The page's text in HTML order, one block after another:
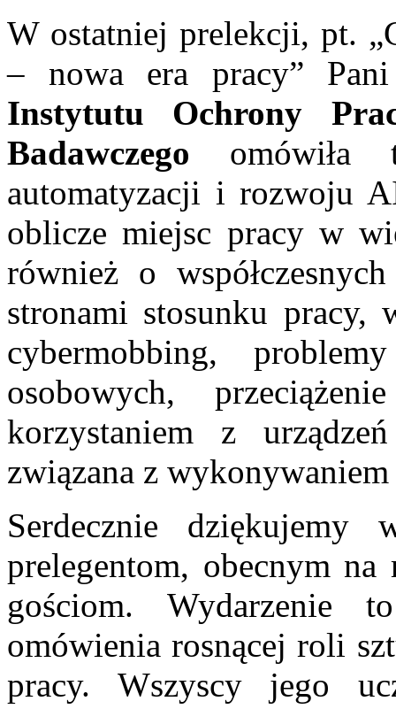
W ostatniej prelekcji, pt.
– nowa era pracy”
Instytutu Ochrony
Badawczego omówiła
automatyzacji i rozwoju
oblicze miejsc pracy w
również o
stronami stosunku
cybermobbing,
osobowych,
korzystaniem z
związana z
Serdecznie dziękujemy
prelegentom, obecnym
gościom. Wydarzenie
omówienia rosnącej roli
pracy. Wszyscy jego